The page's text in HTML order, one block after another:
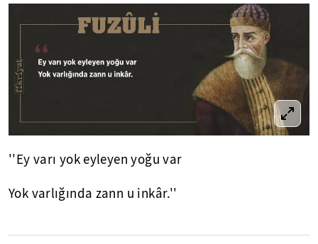
''Ey varı yok eyleyen yoğu var
Yok varlığında zann u inkâr.''